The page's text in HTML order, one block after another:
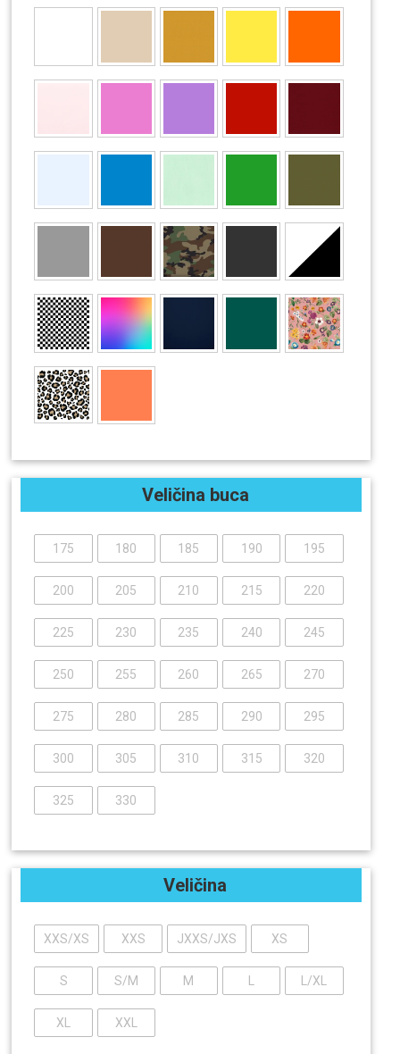
Veličina buca
175 180 185 190 195
200 205 210 215 220
225 230 235 240 245
250 255 260 265 270
275 280 285 290 295
300 305 310 315 320
325 330
Veličina
XXS/XS XXS JXXS/JXS XS
S S/M M L/XL
XL XXL